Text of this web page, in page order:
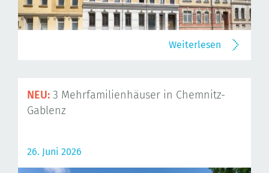
Weiterlesen
NEU: 3 Mehrfamilienhäuser in Chemnitz-
Gablenz
26. Juni 2026